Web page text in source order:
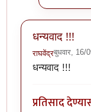
धन्यवाद !!!
राघवेंद्रबुधवार, 16/
धन्यवाद !!!
प्रतिसाद